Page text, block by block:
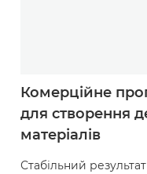
Комерційне
для створення
матеріалів
Стабільний